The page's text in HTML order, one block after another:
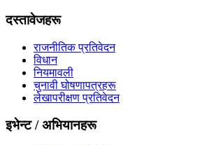
दस्तावेजहरू
राजनीतिक प्रतिवेदन
विधान
नियमावली
चुनावी घोषणापत्रहरू
लेखापरीक्षण प्रतिवेदन
इभेन्ट / अभियानहरू